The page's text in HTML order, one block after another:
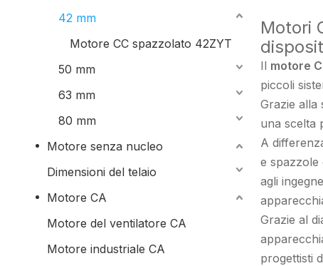
42 mm
Motore CC spazzolato 42ZYT
50 mm
63 mm
80 mm
Motore senza nucleo
Dimensioni del telaio
Motore CA
Motore del ventilatore CA
Motore industriale CA
Motori
Il motore
piccoli
Grazie alla
una scelta
A
e spazzole
agli
Grazie al
progettisti